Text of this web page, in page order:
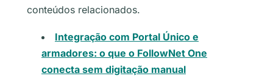
conteúdos relacionados.
Integração com Portal Único e
armadores: o que o FollowNet One
conecta sem digitação manual